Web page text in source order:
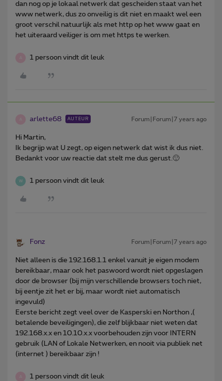
dan nog op je lokaal netwerk dat gescheiden staat van het
www netwerk, dus zo onveilig is dit niet en maakt wel een
groot verschil natuurlijk als met http op het www gaat en
het uiteraard veiliger is om met https te werken.
A 1 persoon vindt dit leuk
A arlette68 AUTEUR Forum|Forum|7 years ago
Hi Martin,
Ik begrijp wat U zegt, op eigen netwerk dat wist ik dus niet.
Bedankt voor uw reactie dat stelt me dus gerust.🙂
W 1 persoon vindt dit leuk
Fonz Forum|Forum|7 years ago
Niet alleen is die 192.168.1.1 enkel vanuit je eigen modem
bereikbaar, maar ook het paswoord wordt niet opgeslagen
door de browser (bij mijn verschillende browsers toch niet,
bij eentje zit het er bij, maar wordt niet automatisch
ingevuld)
Eerste bericht zegt veel over de Kasperski en Northon ,(
betalende beveiligingen), die zelf blijkbaar niet weten dat
192.168.x.x en 10.10.x.x voorbehouden zijn voor INTERN
gebruik (LAN of Lokale Netwerken, en nooit via publiek net
(internet ) bereikbaar zijn !
A 1 persoon vindt dit leuk